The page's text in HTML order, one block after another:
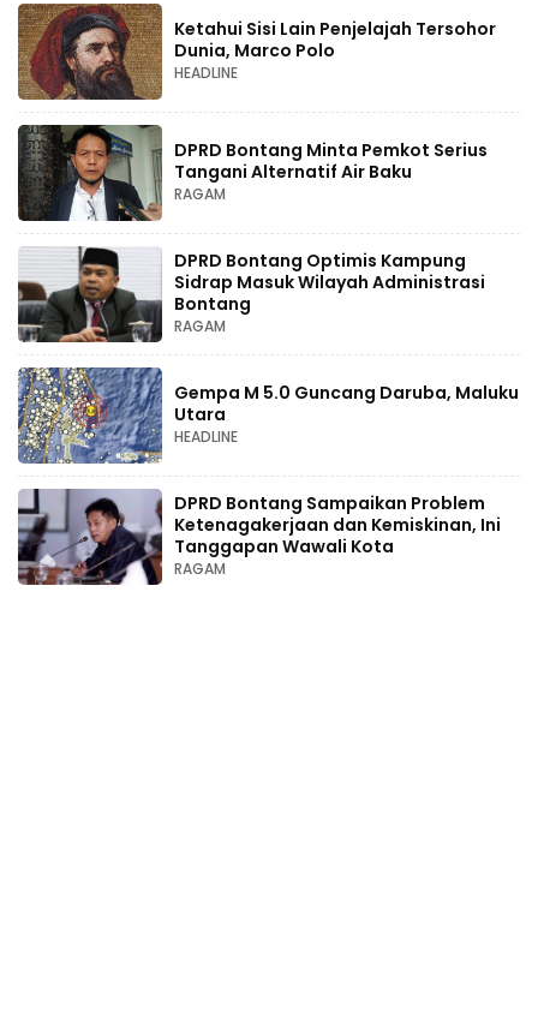
Ketahui Sisi Lain Penjelajah Tersohor
Dunia, Marco Polo
HEADLINE
DPRD Bontang Minta Pemkot Serius
Tangani Alternatif Air Baku
RAGAM
DPRD Bontang Optimis Kampung
Sidrap Masuk Wilayah Administrasi
Bontang
RAGAM
Gempa M 5.0 Guncang Daruba, Maluku
Utara
HEADLINE
DPRD Bontang Sampaikan Problem
Ketenagakerjaan dan Kemiskinan, Ini
Tanggapan Wawali Kota
RAGAM